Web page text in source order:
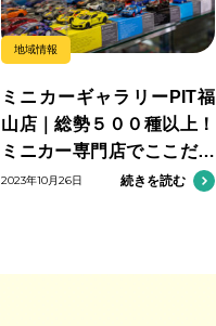
地域情報
ミニカーギャラリーPIT福
山店｜総勢５００種以上！
ミニカー専門店でここだけ
の出会いを楽しもう
2023年10月26日 続きを読む